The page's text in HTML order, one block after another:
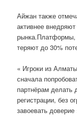
Айжан также
активнее
рынка.Платформы,
теряют до 30%
« Игроки из
сначала
партнёрам
регистрации, без
завоевать